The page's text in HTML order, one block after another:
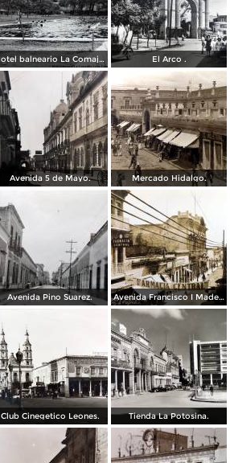
Hotel balneario La Comajilla León, Guanajuato El Arco .
Avenida 5 de Mayo. Mercado Hidalgo.
Avenida Pino Suarez. Avenida Francisco I Madero.
Club Cinegetico Leones. Tienda La Potosina.